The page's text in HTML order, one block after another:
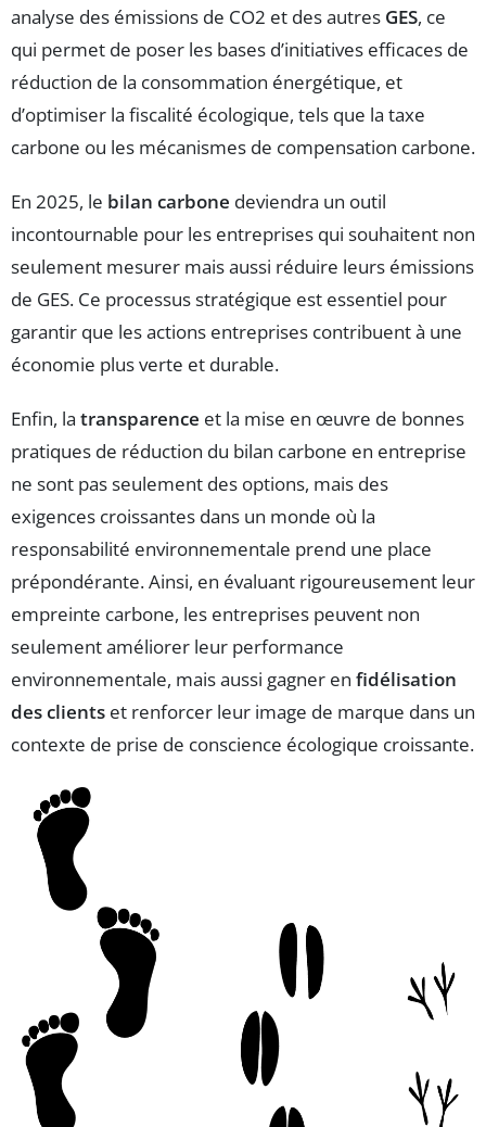
analyse des émissions de CO2 et des autres GES, ce
qui permet de poser les bases d’initiatives efficaces de
réduction de la consommation énergétique, et
d’optimiser la fiscalité écologique, tels que la taxe
carbone ou les mécanismes de compensation carbone.
En 2025, le bilan carbone deviendra un outil
incontournable pour les entreprises qui souhaitent non
seulement mesurer mais aussi réduire leurs émissions
de GES. Ce processus stratégique est essentiel pour
garantir que les actions entreprises contribuent à une
économie plus verte et durable.
Enfin, la transparence et la mise en œuvre de bonnes
pratiques de réduction du bilan carbone en entreprise
ne sont pas seulement des options, mais des
exigences croissantes dans un monde où la
responsabilité environnementale prend une place
prépondérante. Ainsi, en évaluant rigoureusement leur
empreinte carbone, les entreprises peuvent non
seulement améliorer leur performance
environnementale, mais aussi gagner en fidélisation
des clients et renforcer leur image de marque dans un
contexte de prise de conscience écologique croissante.